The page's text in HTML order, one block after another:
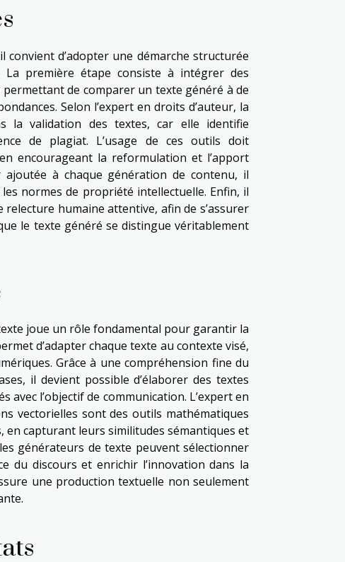
d’adopter une démarche structurée
La première étape consiste à intégrer des
de comparer un texte généré à de
Selon l’expert en droits d’auteur, la
la validation des textes, car elle identifie
de plagiat. L’usage de ces outils doit
encourageant la reformulation et l’apport
à chaque génération de contenu, il
normes de propriété intellectuelle. Enfin, il
humaine attentive, afin de s’assurer
le texte généré se distingue véritablement
joue un rôle fondamental pour garantir la
d’adapter chaque texte au contexte visé,
Grâce à une compréhension fine du
il devient possible d’élaborer des textes
l’objectif de communication. L’expert en
vectorielles sont des outils mathématiques
capturant leurs similitudes sémantiques et
générateurs de texte peuvent sélectionner
du discours et enrichir l’innovation dans la
une production textuelle non seulement